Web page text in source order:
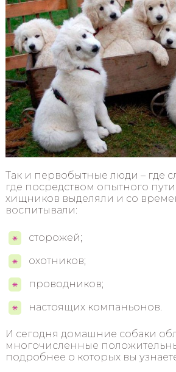
Так и первобытные люди – где
где посредством опытного
хищников выделяли и со
воспитывали:
сторожей;
охотников;
проводников;
настоящих компаньонов.
И сегодня домашние собаки
многочисленные
подробнее о которых вы